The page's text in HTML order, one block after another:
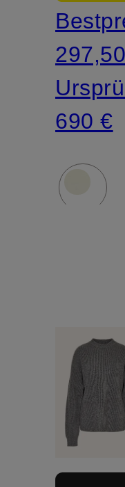
690 €